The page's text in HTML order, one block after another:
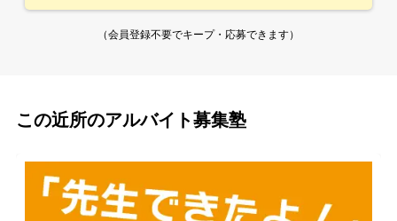
（会員登録不要でキープ・応募できます）
この近所のアルバイト募集塾